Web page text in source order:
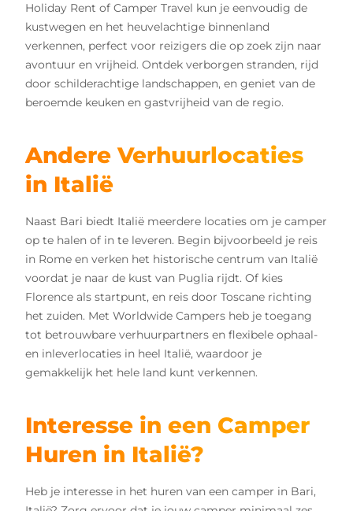
Holiday Rent of Camper Travel kun je eenvoudig de
kustwegen en het heuvelachtige binnenland
verkennen, perfect voor reizigers die op zoek zijn naar
avontuur en vrijheid. Ontdek verborgen stranden, rijd
door schilderachtige landschappen, en geniet van de
beroemde keuken en gastvrijheid van de regio.
Andere Verhuurlocaties
in Italië
Naast Bari biedt Italië meerdere locaties om je camper
op te halen of in te leveren. Begin bijvoorbeeld je reis
in Rome en verken het historische centrum van Italië
voordat je naar de kust van Puglia rijdt. Of kies
Florence als startpunt, en reis door Toscane richting
het zuiden. Met Worldwide Campers heb je toegang
tot betrouwbare verhuurpartners en flexibele ophaal-
en inleverlocaties in heel Italië, waardoor je
gemakkelijk het hele land kunt verkennen.
Interesse in een Camper
Huren in Italië?
Heb je interesse in het huren van een camper in Bari,